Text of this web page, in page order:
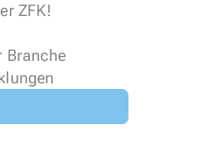
ZFK!
Branche